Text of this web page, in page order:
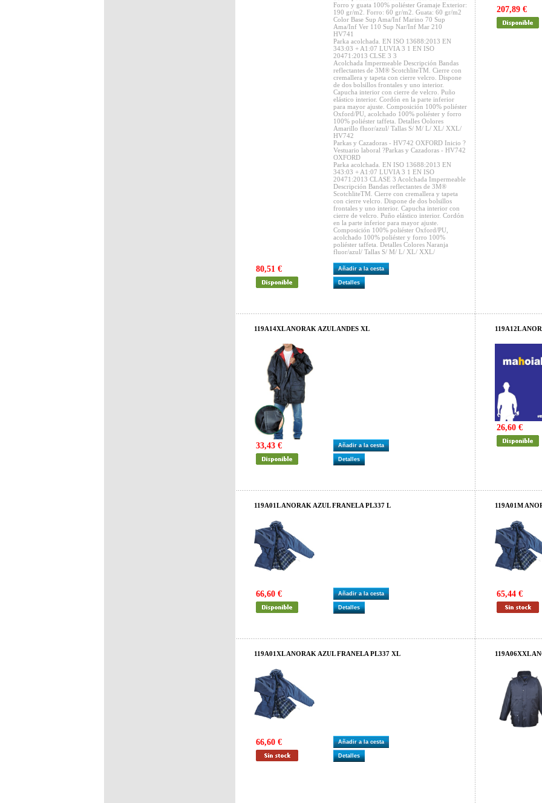
Forro y guata 100% poliéster Gramaje Exterior:
190 gr/m2. Forro: 60 gr/m2. Guata: 60 gr/m2
Color Base Sup Ama/Inf Marino 70 Sup
Ama/Inf Ver 110 Sup Nar/Inf Mar 210
HV741
Parka acolchada. EN ISO 13688:2013 EN
343:03 + A1:07 LUVIA 3 1 EN ISO
20471:2013 CLSE 3 3
Acolchada Impermeable Descripción Bandas
reflectantes de 3M® ScotchliteTM. Cierre con
cremallera y tapeta con cierre velcro. Dispone
de dos bolsillos frontales y uno interior.
Capucha interior con cierre de velcro. Puño
elástico interior. Cordón en la parte inferior
para mayor ajuste. Composición 100% poliéster
Oxford/PU, acolchado 100% poliéster y forro
100% poliéster taffeta. Detalles Oolores
Amarillo fluor/azul/ Tallas S/ M/ L/ XL/ XXL/
HV742
Parkas y Cazadoras - HV742 OXFORD Inicio ?
Vestuario laboral ?Parkas y Cazadoras - HV742
OXFORD
Parka acolchada. EN ISO 13688:2013 EN
343:03 + A1:07 LUVIA 3 1 EN ISO
20471:2013 CLASE 3 Acolchada Impermeable
Descripción Bandas reflectantes de 3M®
ScotchliteTM. Cierre con cremallera y tapeta
con cierre velcro. Dispone de dos bolsillos
frontales y uno interior. Capucha interior con
cierre de velcro. Puño elástico interior. Cordón
en la parte inferior para mayor ajuste.
Composición 100% poliéster Oxford/PU,
acolchado 100% poliéster y forro 100%
poliéster taffeta. Detalles Colores Naranja
fluor/azul/ Tallas S/ M/ L/ XL/ XXL/
80,51 € Añadir a la cesta
Detalles
207,89 €
119A14XL ANORAK AZUL ANDES XL
33,43 € Añadir a la cesta
Detalles
119A12L
26,60 €
119A01L ANORAK AZUL FRANELA PL337 L
66,60 € Añadir a la cesta
Detalles
119A01M
65,44 €
119A01XL ANORAK AZUL FRANELA PL337 XL
66,60 € Añadir a la cesta
Detalles
119A06XXL